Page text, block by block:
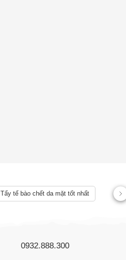
Tẩy tế bào chết da mặt tốt nhất
0932.888.300